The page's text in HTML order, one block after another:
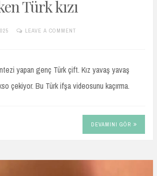
Türk kızı
LEAVE A COMMENT
yapan genç Türk çift. Kız yavaş yavaş
çekiyor. Bu Türk ifşa videosunu kaçırma.
DEVAMINI GÖR